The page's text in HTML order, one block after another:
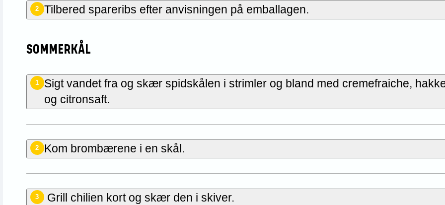
2 Tilbered spareribs efter anvisningen på emballagen.
SOMMERKÅL
1
Sigt vandet fra og skær spidskålen i strimler og bland med cremefraiche,
og citronsaft.
2 Kom brombærene i en skål.
3 Grill chilien kort og skær den i skiver.